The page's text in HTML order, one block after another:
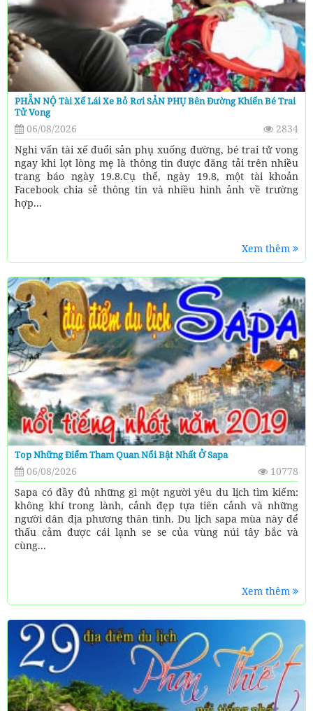
PHẪN NỘ Tài Xế Lái Xe Bỏ Rơi SẢN PHỤ Bên Đường Khiến Bé Trai
Tử Vong
06/08/2026
2834
Nghi vấn tài xế đuổi sản phụ xuống đường, bé trai tử vong
ngay khi lọt lòng mẹ là thông tin được đăng tải trên nhiều
trang báo ngày 19.8.Cụ thể, ngày 19.8, một tài khoản
Facebook chia sẻ thông tin và nhiều hình ảnh về trường
hợp...
Xem thêm
Top Những Điểm Tham Quan Nổi Bật Nhất Ở Sapa
06/08/2026
10778
Sapa có đầy đủ những gì một người yêu du lịch tìm kiếm:
không khí trong lành, cảnh đẹp tựa tiên cảnh và những
người dân địa phương thân tình. Du lịch sapa mùa này để
thấu cảm được cái lạnh se se của vùng núi tây bắc và
cùng...
Xem thêm